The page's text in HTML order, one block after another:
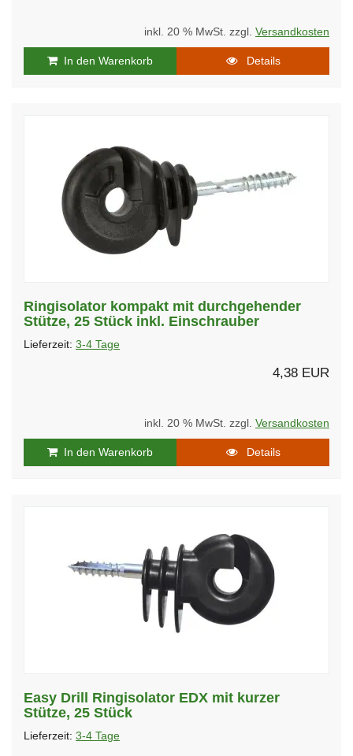
inkl. 20 % MwSt. zzgl. Versandkosten
In den Warenkorb Details
Ringisolator kompakt mit durchgehender
Stütze, 25 Stück inkl. Einschrauber
Lieferzeit: 3-4 Tage
4,38 EUR
inkl. 20 % MwSt. zzgl. Versandkosten
In den Warenkorb Details
Easy Drill Ringisolator EDX mit kurzer
Stütze, 25 Stück
Lieferzeit: 3-4 Tage